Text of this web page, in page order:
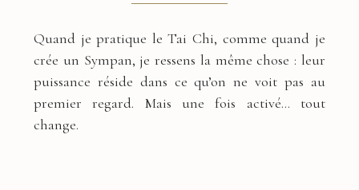
Quand je pratique le Tai Chi, comme quand je
crée un Sympan, je ressens la même chose : leur
puissance réside dans ce qu’on ne voit pas au
premier regard. Mais une fois activé… tout
change.